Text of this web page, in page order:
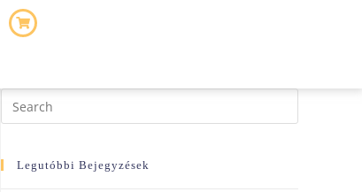
Legutóbbi Bejegyzések